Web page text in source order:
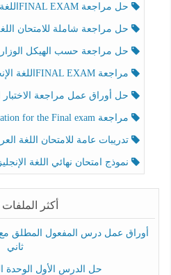
حل مراجعة FINAL EXAMاللغة الإنجليزية الصف الخامس الفصل الثالث
حل مراجعة شاملة للامتحان اللغة
حل مراجعة حسب الهيكل الوزاري العلوم
مراجعة FINAL EXAMاللغة الإنجليزية الصف الخامس الفصل الثالث
حل أوراق عمل مراجعة الاختبار النهائي اللغة
مراجعة Preparation for the Final exam اللغة الإنجليزية الصف الرابع الفصل الثالث
تدريبات عامة للامتحان اللغة
نموذج امتحان نهائي اللغة
أكثر الملفات
أوراق عمل درس المفعول المطلق
ثاني
حل الدرس الأول الوحدة